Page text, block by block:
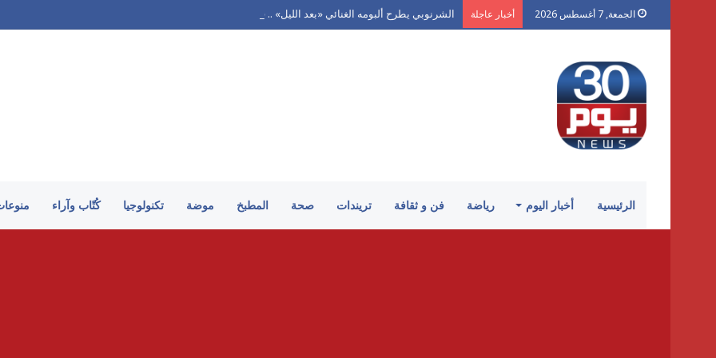
الجمعة, 7 أغسطس 2026 أخبار عاجلة الشرنوبي يطرح ألبومه الغنائي «بعد الليل» .. فيديو
الرئيسية أخبار اليوم رياضة فن و ثقافة تريندات صحة المطبخ موضة تكنولوجيا كُتّاب وآراء